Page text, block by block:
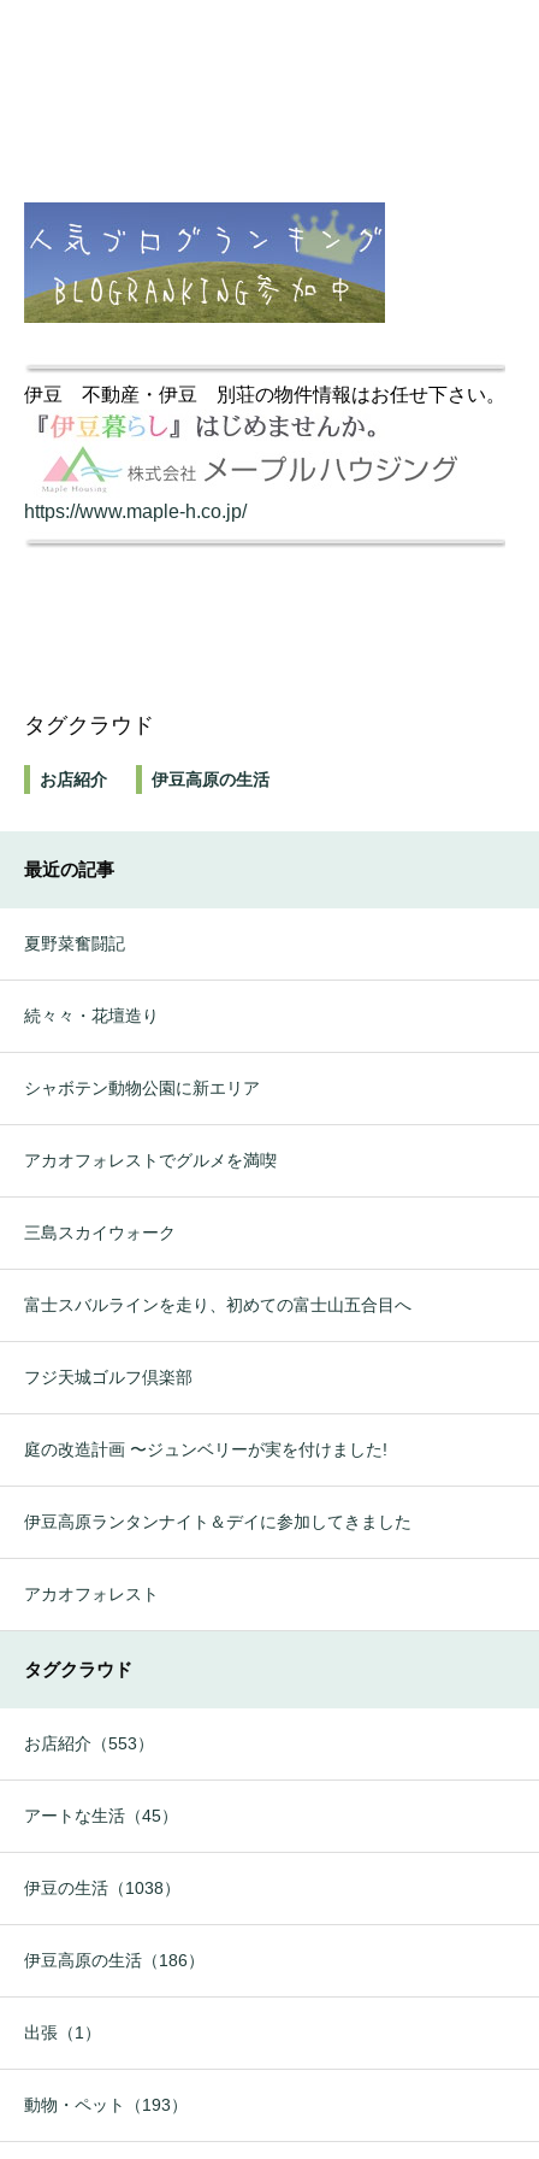
伊豆 不動産・伊豆 別荘の物件情報はお任せ下さい。
https://www.maple-h.co.jp/
タグクラウド
お店紹介 伊豆高原の生活
最近の記事
夏野菜奮闘記
続々々・花壇造り
シャボテン動物公園に新エリア
アカオフォレストでグルメを満喫
三島スカイウォーク
富士スバルラインを走り、初めての富士山五合目へ
フジ天城ゴルフ倶楽部
庭の改造計画 〜ジュンベリーが実を付けました!
伊豆高原ランタンナイト＆デイに参加してきました
アカオフォレスト
タグクラウド
お店紹介（553）
アートな生活（45）
伊豆の生活（1038）
伊豆高原の生活（186）
出張（1）
動物・ペット（193）